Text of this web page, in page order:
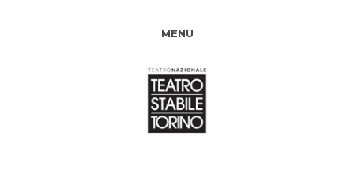
MENU